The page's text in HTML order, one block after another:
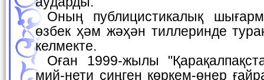
Оның публицистикалық шығармалары қарақалпақ,
өзбек ҳәм жәҳән тиллеринде
келмекте.
Оған 1999-жылы "Қарақалпақстан Республикасына
мий-нети сиңген көркем-өнер